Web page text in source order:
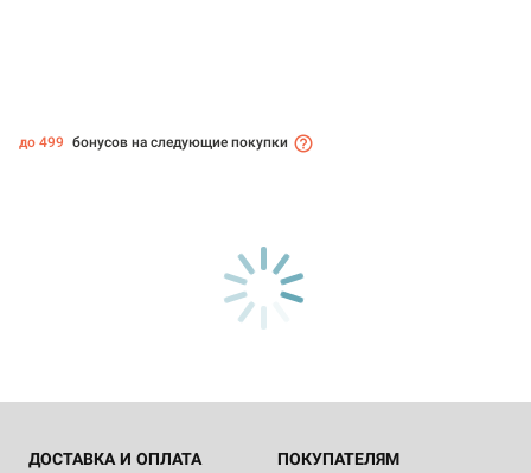
до 499 бонусов на следующие покупки
ДОСТАВКА И ОПЛАТА ПОКУПАТЕЛЯМ